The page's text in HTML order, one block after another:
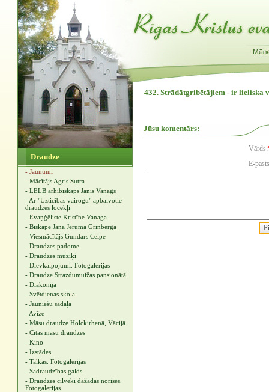
Draudze
- Jaunumi
- Mācītājs Agris Sutra
- LELB arhibīskaps Jānis Vanags
- Ar "Uzticības vairogu" apbalvotie
draudzes locekļi
- Evaņģēliste Kristīne Vanaga
- Bīskape Jāna Jēruma Grīnberga
- Viesmācītājs Gundars Ceipe
- Draudzes padome
- Draudzes mūziķi
- Dievkalpojumi. Fotogalerijas
- Draudze Strazdumuižas pansionātā
- Diakonija
- Svētdienas skola
- Jauniešu sadaļa
- Avīze
- Māsu draudze Holckirhenā, Vācijā
- Citas māsu draudzes
- Kino
- Izstādes
- Talkas. Fotogalerijas
- Sadraudzības galds
- Draudzes cilvēki dažādās norisēs.
Fotogalerijas
432. Strādātgribētājiem - ir lieliska
Jūsu komentārs:
Vārds:
E-